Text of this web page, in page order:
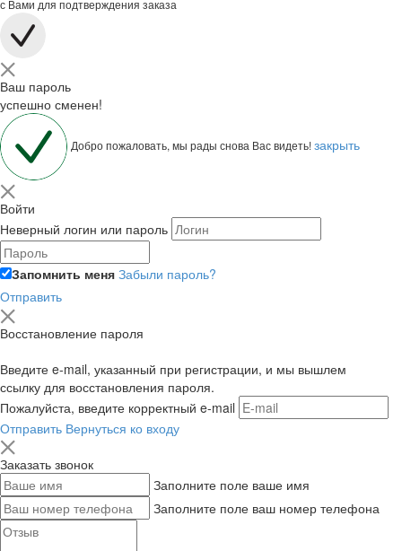
с Вами для подтверждения заказа
Ваш пароль
успешно сменен!
Добро пожаловать, мы рады снова Вас видеть!закрыть
Войти
Неверный логин или пароль
Запомнить меня Забыли пароль?
Отправить
Восстановление пароля
Введите e-mail, указанный при регистрации, и мы вышлем
ссылку для восстановления пароля.
Пожалуйста, введите корректный e-mail
Отправить Вернуться ко входу
Заказать звонок
Заполните поле ваше имя
Заполните поле ваш номер телефона